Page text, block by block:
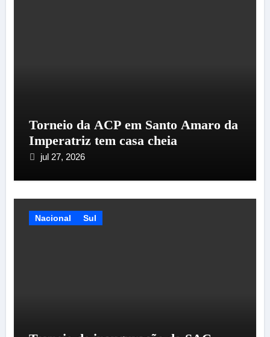
Torneio da ACP em Santo Amaro da
Imperatriz tem casa cheia
jul 27, 2026
Nacional Sul